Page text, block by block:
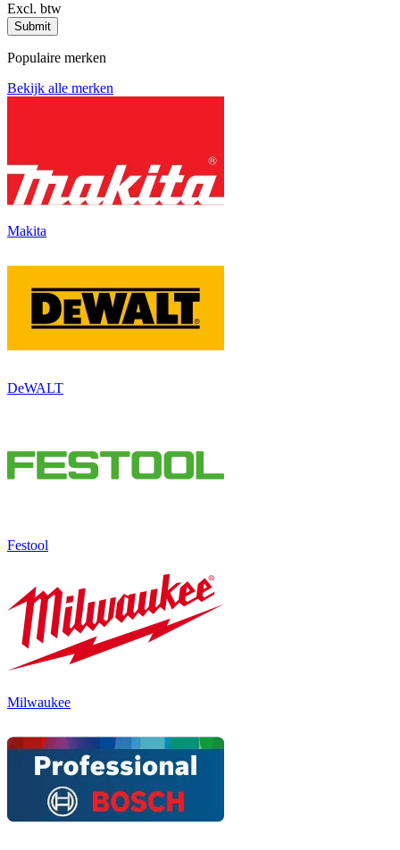
Excl. btw
Submit
Populaire merken
Bekijk alle merken
Makita
DeWALT
Festool
Milwaukee